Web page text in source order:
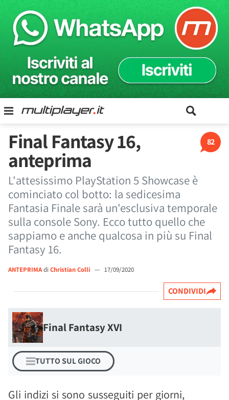
82
Final Fantasy 16,
anteprima
L'attesissimo PlayStation 5 Showcase è
cominciato col botto: la sedicesima
Fantasia Finale sarà un'esclusiva temporale
sulla console Sony. Ecco tutto quello che
sappiamo e anche qualcosa in più su Final
Fantasy 16.
ANTEPRIMAdi Christian Colli — 17/09/2020
CONDIVIDI
Final Fantasy XVI
TUTTO SUL GIOCO
Gli indizi si sono susseguiti per giorni,